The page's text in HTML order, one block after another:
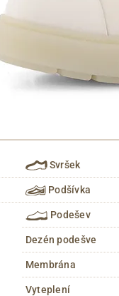
Svršek
Podšívka
Podešev
Dezén podešve
Membrána
Vyteplení